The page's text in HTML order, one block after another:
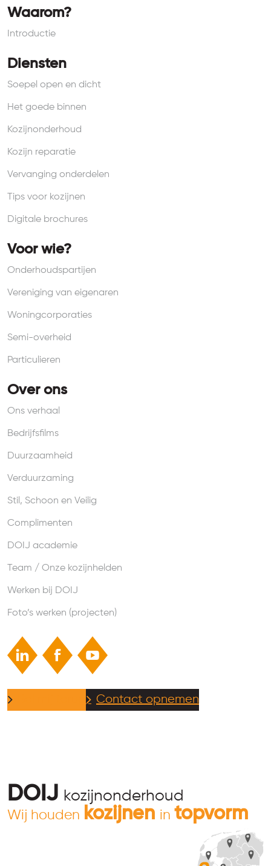
Waarom?
Introductie
Diensten
Soepel open en dicht
Het goede binnen
Kozijnonderhoud
Kozijn reparatie
Vervanging onderdelen
Tips voor kozijnen
Digitale brochures
Voor wie?
Onderhoudspartijen
Vereniging van eigenaren
Woningcorporaties
Semi-overheid
Particulieren
Over ons
Ons verhaal
Bedrijfsfilms
Duurzaamheid
Verduurzaming
Stil, Schoon en Veilig
Complimenten
DOIJ academie
Team / Onze kozijnhelden
Werken bij DOIJ
Foto’s werken (projecten)
Contact opnemen
DOIJ kozijnonderhoud
Wij houden kozijnen in topvorm